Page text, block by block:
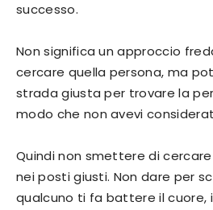
successo.
Non significa un approccio
cercare quella persona, ma
strada giusta per trovare la
modo che non avevi
Quindi non smettere di
nei posti giusti. Non dare per
qualcuno ti fa battere il cuore,